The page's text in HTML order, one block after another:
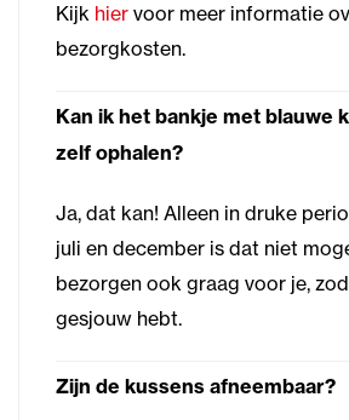
Kijk hier voor meer informatie
bezorgkosten.
Kan ik het bankje met blauwe
zelf ophalen?
Ja, dat kan! Alleen in druke
juli en december is dat niet
bezorgen ook graag voor je,
gesjouw hebt.
Zijn de kussens afneembaar?